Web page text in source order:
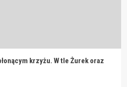
krzyżu. W tle Żurek oraz